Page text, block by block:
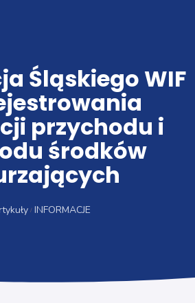
Śląskiego WIF
przychodu i
środków
INFORMACJE